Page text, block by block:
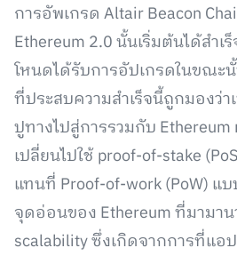
การอัพเกรด Altair Beacon
Ethereum 2.0 นั้นเริ่มต้นได้สำเ
โหนดได้รับการอัปเกรดในขณะ
ที่ประสบความสำเร็จนี้ถูกมองว่
ปูทางไปสู่การรวมกับ Ethereum
เปลี่ยนไปใช้ proof-of-stake
แทนที่ Proof-of-work (PoW) แ
จุดอ่อนของ Ethereum ที่มามา
scalability ซึ่งเกิดจากการที่แ